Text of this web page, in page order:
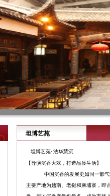
坦博艺苑
坦博艺苑·法华慧沉
【导演沉香大戏，打造品质生活】
中国沉香的发展史如同一部
主要产地为越南、老挝和柬埔寨，即